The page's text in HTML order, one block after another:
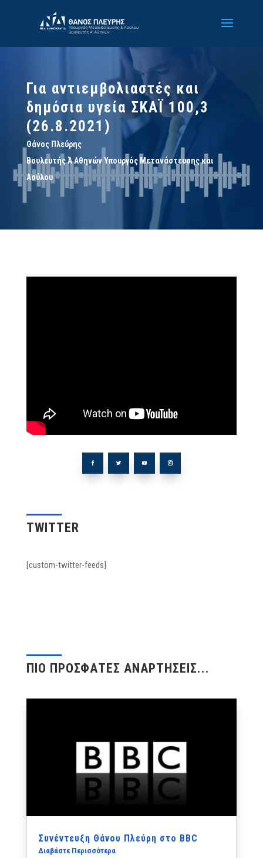
Για αντιεμβολιαστές και
δημόσια υγεία ΣΚΑΪ 100,3
(26.8.2021)
Θάνος Πλεύρης
Βουλευτής Ά Αθηνών Υπουργός Μετανάστευσης και
Ασύλου
TWITTER
[custom-twitter-feeds]
ΠΙΟ ΠΡΟΣΦΑΤΕΣ ΑΝΑΡΤΗΣΕΙΣ...
Συνέντευξη Θάνου Πλεύρη στο BBC
Διαβάστε Περισσότερα